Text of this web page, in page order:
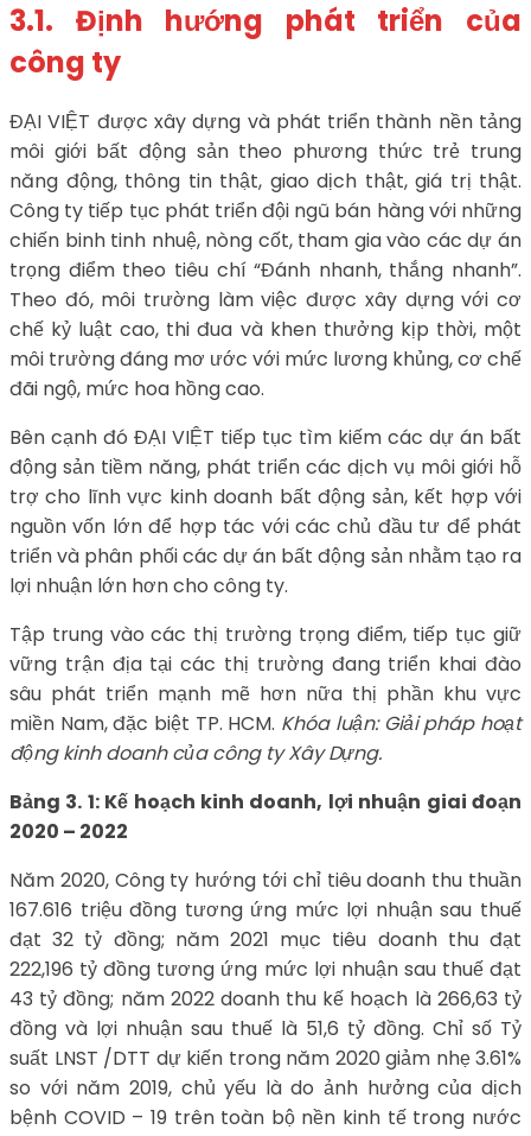
3.1. Định hướng phát triển của
công ty
ĐẠI VIỆT được xây dựng và phát triển thành nền tảng
môi giới bất động sản theo phương thức trẻ trung
năng động, thông tin thật, giao dịch thật, giá trị thật.
Công ty tiếp tục phát triển đội ngũ bán hàng với những
chiến binh tinh nhuệ, nòng cốt, tham gia vào các dự án
trọng điểm theo tiêu chí “Đánh nhanh, thắng nhanh”.
Theo đó, môi trường làm việc được xây dựng với cơ
chế kỷ luật cao, thi đua và khen thưởng kịp thời, một
môi trường đáng mơ ước với mức lương khủng, cơ chế
đãi ngộ, mức hoa hồng cao.
Bên cạnh đó ĐẠI VIỆT tiếp tục tìm kiếm các dự án bất
động sản tiềm năng, phát triển các dịch vụ môi giới hỗ
trợ cho lĩnh vực kinh doanh bất động sản, kết hợp với
nguồn vốn lớn để hợp tác với các chủ đầu tư để phát
triển và phân phối các dự án bất động sản nhằm tạo ra
lợi nhuận lớn hơn cho công ty.
Tập trung vào các thị trường trọng điểm, tiếp tục giữ
vững trận địa tại các thị trường đang triển khai đào
sâu phát triển mạnh mẽ hơn nữa thị phần khu vực
miền Nam, đặc biệt TP. HCM. Khóa luận: Giải pháp hoạt
động kinh doanh của công ty Xây Dựng.
Bảng 3. 1: Kế hoạch kinh doanh, lợi nhuận giai đoạn
2020 – 2022
Năm 2020, Công ty hướng tới chỉ tiêu doanh thu thuần
167.616 triệu đồng tương ứng mức lợi nhuận sau thuế
đạt 32 tỷ đồng; năm 2021 mục tiêu doanh thu đạt
222,196 tỷ đồng tương ứng mức lợi nhuận sau thuế đạt
43 tỷ đồng; năm 2022 doanh thu kế hoạch là 266,63 tỷ
đồng và lợi nhuận sau thuế là 51,6 tỷ đồng. Chỉ số Tỷ
suất LNST /DTT dự kiến trong năm 2020 giảm nhẹ 3.61%
so với năm 2019, chủ yếu là do ảnh hưởng của dịch
bệnh COVID – 19 trên toàn bộ nền kinh tế trong nước